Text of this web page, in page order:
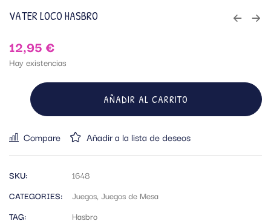
VATER LOCO HASBRO
12,95 €
Hay existencias
AÑADIR AL CARRITO
Compare Añadir a la lista de deseos
SKU:
1648
CATEGORIES:
Juegos, Juegos de Mesa
TAG:
Hasbro